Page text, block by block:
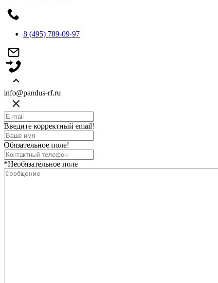
8 (495) 789-09-97
info@pandus-rf.ru
Введите корректный email!
Обязательное поле!
*Необязательное поле